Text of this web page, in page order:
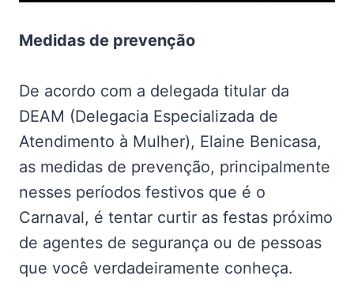
Medidas de prevenção
De acordo com a delegada titular da
DEAM (Delegacia Especializada de
Atendimento à Mulher), Elaine Benicasa,
as medidas de prevenção, principalmente
nesses períodos festivos que é o
Carnaval, é tentar curtir as festas próximo
de agentes de segurança ou de pessoas
que você verdadeiramente conheça.